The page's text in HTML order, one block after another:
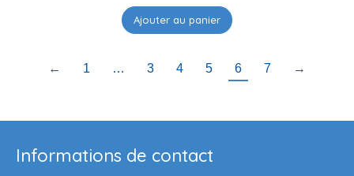
Ajouter au panier
← 1 … 3 4 5 6 7 →
Informations de contact